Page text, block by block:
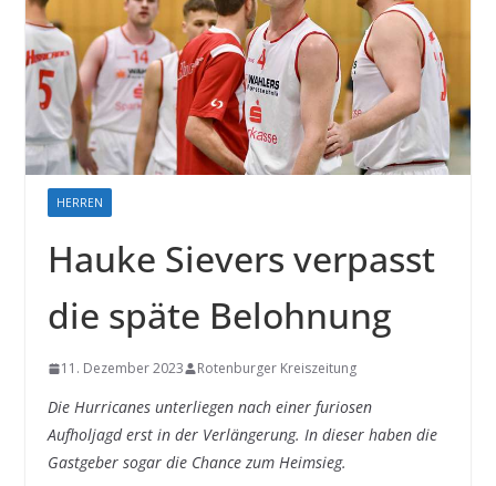
HERREN
Hauke Sievers verpasst
die späte Belohnung
11. Dezember 2023 Rotenburger Kreiszeitung
Die Hurricanes unterliegen nach einer furiosen
Aufholjagd erst in der Verlängerung. In dieser haben die
Gastgeber sogar die Chance zum Heimsieg.